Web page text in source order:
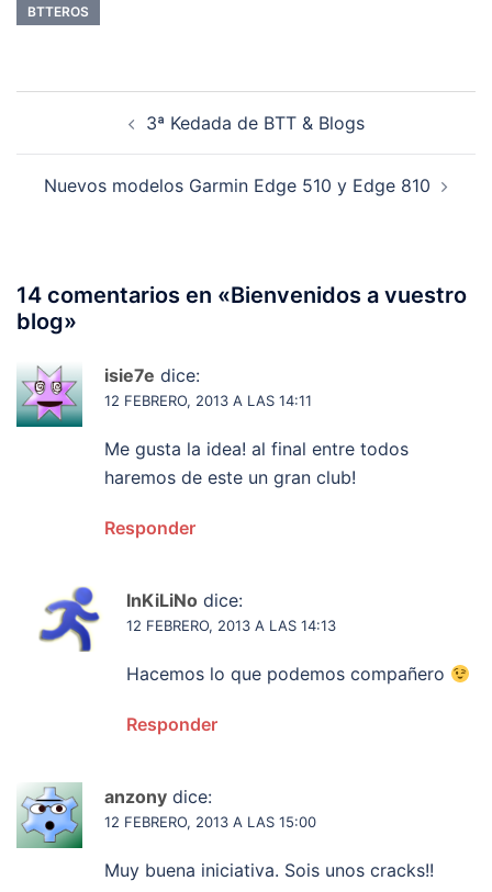
BTTEROS
3ª Kedada de BTT & Blogs
Nuevos modelos Garmin Edge 510 y Edge 810
14 comentarios en «Bienvenidos a vuestro
blog»
isie7e dice:
12 FEBRERO, 2013 A LAS 14:11
Me gusta la idea! al final entre todos
haremos de este un gran club!
Responder
InKiLiNo dice:
12 FEBRERO, 2013 A LAS 14:13
Hacemos lo que podemos compañero
Responder
anzony dice:
12 FEBRERO, 2013 A LAS 15:00
Muy buena iniciativa. Sois unos cracks!!